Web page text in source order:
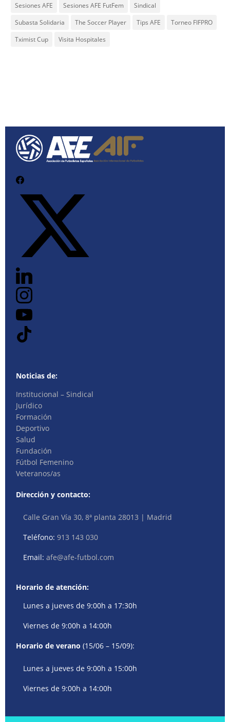
Sesiones AFE
Sesiones AFE FutFem
Sindical
Subasta Solidaria
The Soccer Player Tips AFE
Torneo FIFPRO
Tximist Cup
Visita Hospitales
Noticias de:
Institucional – Sindical
Jurídico
Formación
Deportivo
Salud
Fundación
Fútbol Femenino
Veteranos/as
Dirección y contacto:
Calle Gran Vía 30, 8ª planta 28013 | Madrid
Teléfono:913 143 030
Email:afe@afe-futbol.com
Horario de atención:
Lunes a jueves de 9:00h a 17:30h
Viernes de 9:00h a 14:00h
Horario de verano (15/06 – 15/09):
Lunes a jueves de 9:00h a 15:00h
Viernes de 9:00h a 14:00h